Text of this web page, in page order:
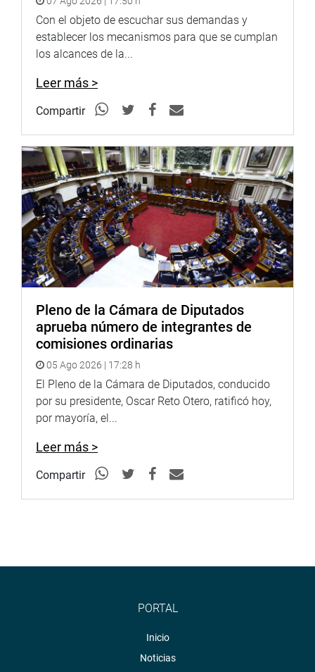
Cabe destacar que, como parte de este proyecto orientado
a sensibilizar tanto a servidores públicos como a la
sociedad, el Fondo Editorial publicará en los próximos
meses un libro homónimo que recopilará las
por el público participante.
OFICINA DE COMUNICACIONES E IMAGEN
INSTITUCIONAL
Con el objeto de escuchar sus demandas y
establecer los mecanismos para que se cumplan
los alcances de la...
Leer más >
Compartir
Pleno de la Cámara de Diputados
aprueba número de integrantes de
comisiones ordinarias
05 Ago 2026 | 17:28 h
El Pleno de la Cámara de Diputados, conducido
por su presidente, Oscar Reto Otero, ratificó hoy,
por mayoría, el...
Leer más >
Compartir
PORTAL
Inicio
Noticias